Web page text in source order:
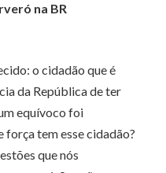
na BR
o cidadão que é
da República de ter
equívoco foi
força tem esse cidadão?
que nós